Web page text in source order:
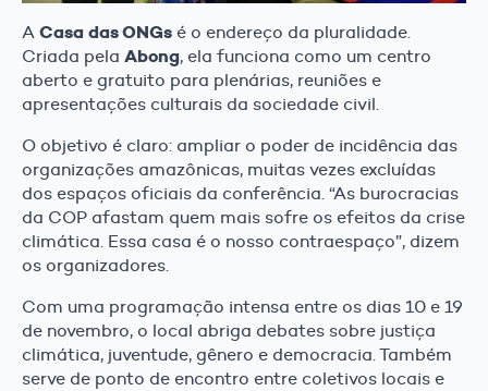
A Casa das ONGs é o endereço da pluralidade.
Criada pela Abong, ela funciona como um centro
aberto e gratuito para plenárias, reuniões e
apresentações culturais da sociedade civil.
O objetivo é claro: ampliar o poder de incidência das
organizações amazônicas, muitas vezes excluídas
dos espaços oficiais da conferência. “As burocracias
da COP afastam quem mais sofre os efeitos da crise
climática. Essa casa é o nosso contraespaço”, dizem
os organizadores.
Com uma programação intensa entre os dias 10 e 19
de novembro, o local abriga debates sobre justiça
climática, juventude, gênero e democracia. Também
serve de ponto de encontro entre coletivos locais e